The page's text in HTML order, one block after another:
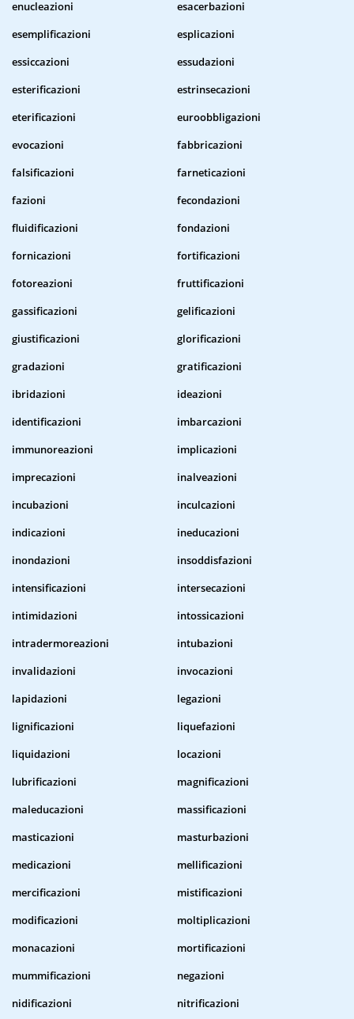
enucleazioni
esacerbazioni
esemplificazioni
esplicazioni
essiccazioni
essudazioni
esterificazioni
estrinsecazioni
eterificazioni
euroobbligazioni
evocazioni
fabbricazioni
falsificazioni
farneticazioni
fazioni
fecondazioni
fluidificazioni
fondazioni
fornicazioni
fortificazioni
fotoreazioni
fruttificazioni
gassificazioni
gelificazioni
giustificazioni
glorificazioni
gradazioni
gratificazioni
ibridazioni
ideazioni
identificazioni
imbarcazioni
immunoreazioni
implicazioni
imprecazioni
inalveazioni
incubazioni
inculcazioni
indicazioni
ineducazioni
inondazioni
insoddisfazioni
intensificazioni
intersecazioni
intimidazioni
intossicazioni
intradermoreazioni
intubazioni
invalidazioni
invocazioni
lapidazioni
legazioni
lignificazioni
liquefazioni
liquidazioni
locazioni
lubrificazioni
magnificazioni
maleducazioni
massificazioni
masticazioni
masturbazioni
medicazioni
mellificazioni
mercificazioni
mistificazioni
modificazioni
moltiplicazioni
monacazioni
mortificazioni
mummificazioni
negazioni
nidificazioni
nitrificazioni